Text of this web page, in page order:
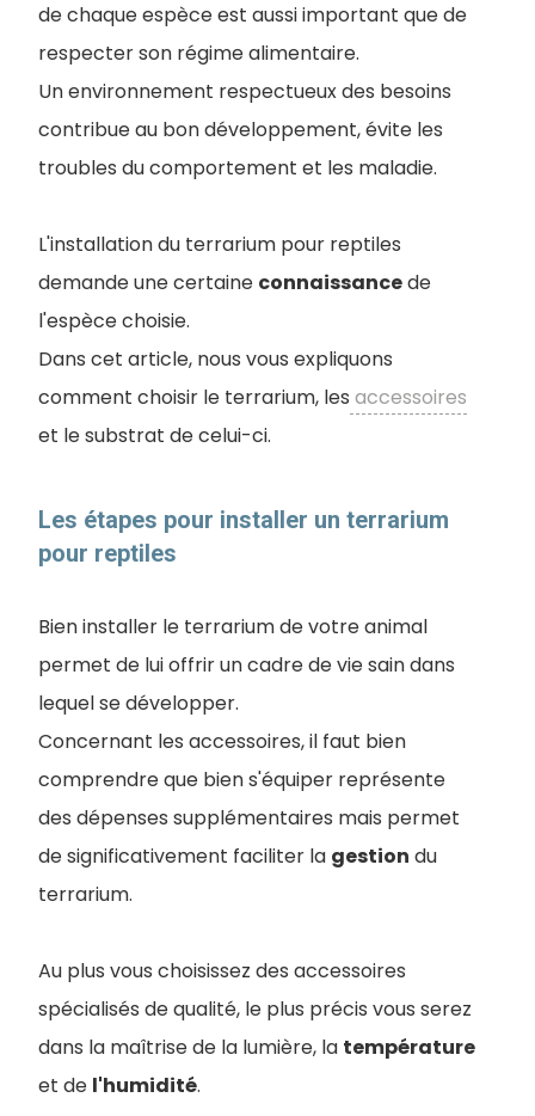
de chaque espèce est aussi important que de
respecter son régime alimentaire.
Un environnement respectueux des besoins
contribue au bon développement, évite les
troubles du comportement et les maladie.
L'installation du terrarium pour reptiles
demande une certaine connaissancede
l'espèce choisie.
Dans cet article, nous vous expliquons
comment choisir le terrarium, les accessoires
et le substrat de celui-ci.
Les étapes pour installer un terrarium
pour reptiles
Bien installer le terrarium de votre animal
permet de lui offrir un cadre de vie sain dans
lequel se développer.
Concernant les accessoires, il faut bien
comprendre que bien s'équiper représente
des dépenses supplémentaires mais permet
de significativement faciliter la gestion du
terrarium.
Au plus vous choisissez des accessoires
spécialisés de qualité, le plus précis vous serez
dans la maîtrise de la lumière, la température
et de l'humidité.